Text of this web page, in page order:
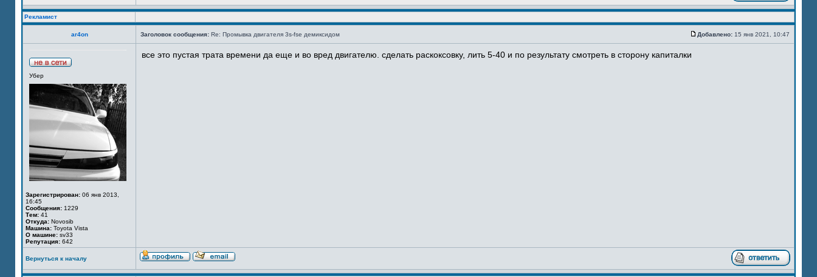
Рекламист
ar4on Заголовок сообщения: Re: Промывка двигателя 3s-fse демиксидом Добавлено: 15 янв 2021, 10:47
Убер
Зарегистрирован: 06 янв 2013,
16:45
Сообщения: 1229
Тем: 41
Откуда: Novosib
Машина: Toyota Vista
О машине: sv33
Репутация: 642
все это пустая трата времени да еще и во вред двигателю. сделать раскоксовку, лить 5-40 и по результату смотреть в сторону капиталки
Вернуться к началу